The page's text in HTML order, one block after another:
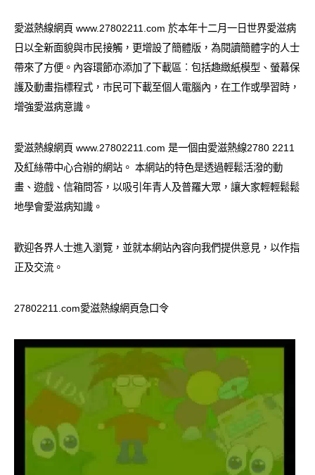
愛滋熱線網頁 www.27802211.com 於本年十二月一日世界愛滋病
日以全新面貌與巿民接觸，更增設了簡體版，為閱讀簡體字的人士
帶來了方便。內容環節亦添加了下載區︰包括趣緻紙模型、螢幕保
護及動畫指標程式，巿民可下載至個人電腦內，在工作或學習時，
增強愛滋病意識。
愛滋熱線網頁 www.27802211.com 是一個由愛滋熱線2780 2211
及紅絲帶中心合辦的網站。 本網站的特色是透過輕鬆活潑的動
畫、遊戲、信箱問答，以吸引年青人及普羅大眾，讓大家輕輕鬆鬆
地學會愛滋病知識。
歡迎各界人士進入瀏覽，並就本網站內容向我們提供意見，以作指
正及交流。
27802211.com愛滋熱線網頁急口令